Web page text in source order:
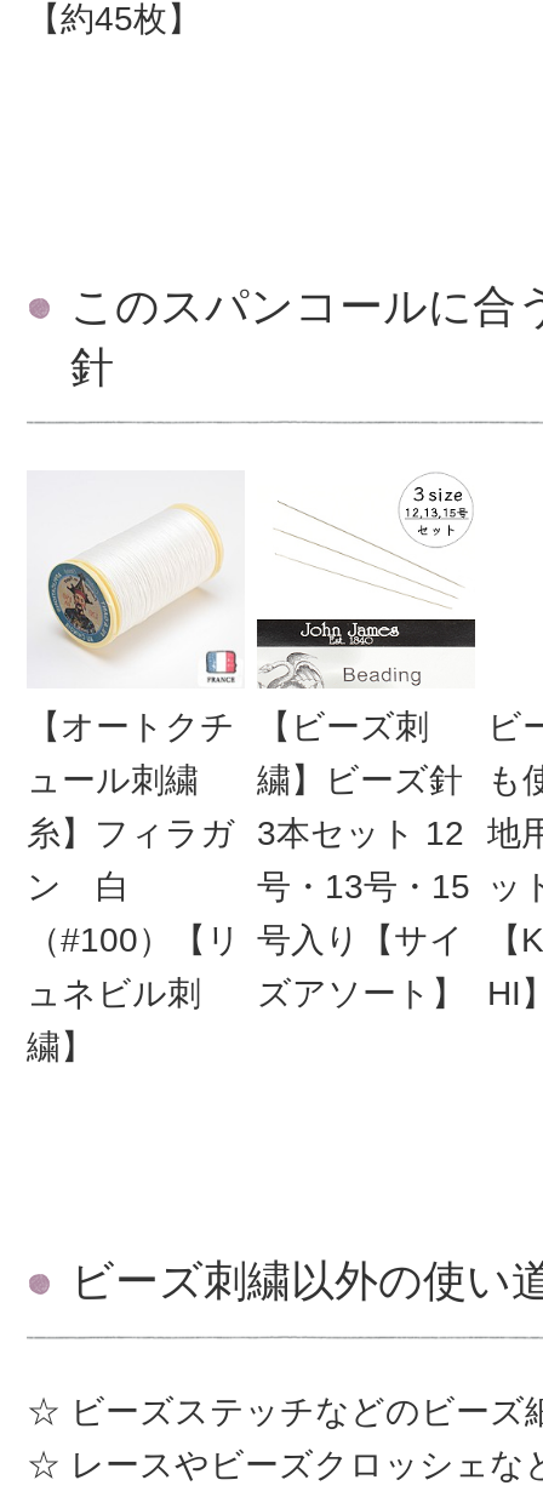
【約45枚】
このスパンコールに合
針
【オートクチ
ュール刺繍
糸】フィラガ
ン 白
（#100）【リ
ュネビル刺
繍】
【ビーズ刺
繍】ビーズ針
3本セット 12
号・13号・15
号入り【サイ
ズアソート】
ビ
も
地
ッ
HI
ビーズ刺繍以外の使い
ビーズステッチなどのビーズ
レースやビーズクロッシェな